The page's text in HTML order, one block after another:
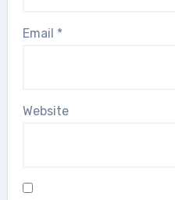
Email *
Website